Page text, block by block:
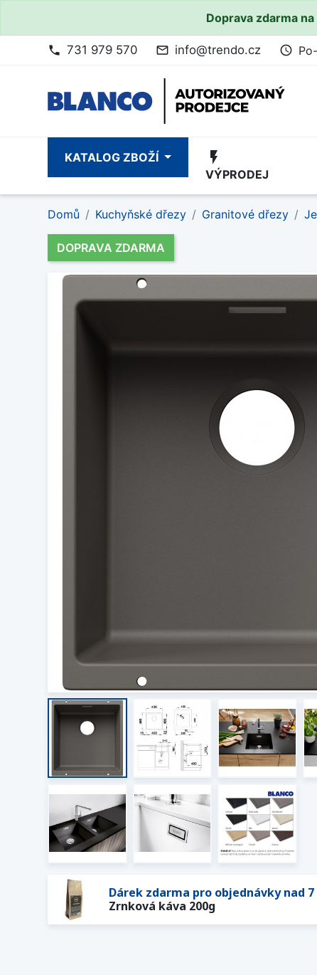
Doprava zdarma
phone 731 979 570 mail_outline info@trendo.cz access_time
KATALOG ZBOŽÍ flash_on
VÝPRODEJ
Domů Kuchyňské dřezy Granitové dřezy
DOPRAVA ZDARMA
Dárek zdarma pro objednávky nad 7
Zrnková káva 200g